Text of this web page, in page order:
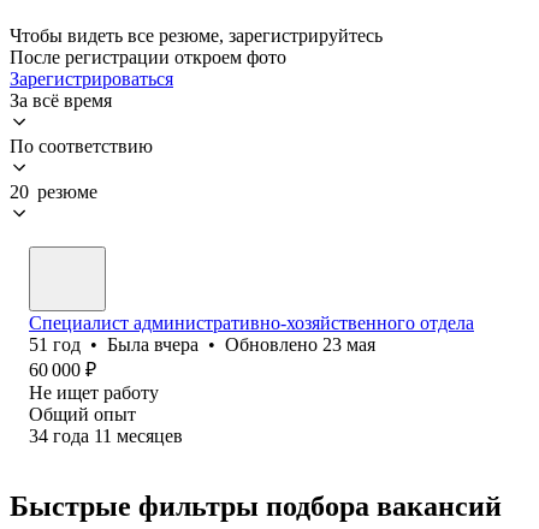
Чтобы видеть все резюме, зарегистрируйтесь
После регистрации откроем фото
Зарегистрироваться
За всё время
По соответствию
20 резюме
Специалист административно-хозяйственного отдела
51 год • Была вчера • Обновлено 23 мая
60 000 ₽
Не ищет работу
Общий опыт
34 года 11 месяцев
Быстрые фильтры подбора вакансий